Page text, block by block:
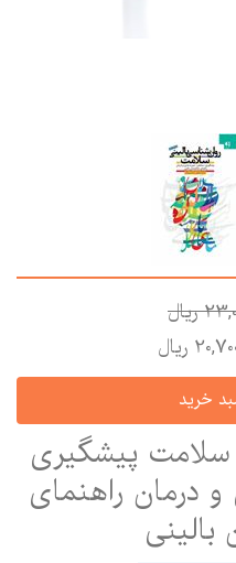
پیشگیری
راهنمای